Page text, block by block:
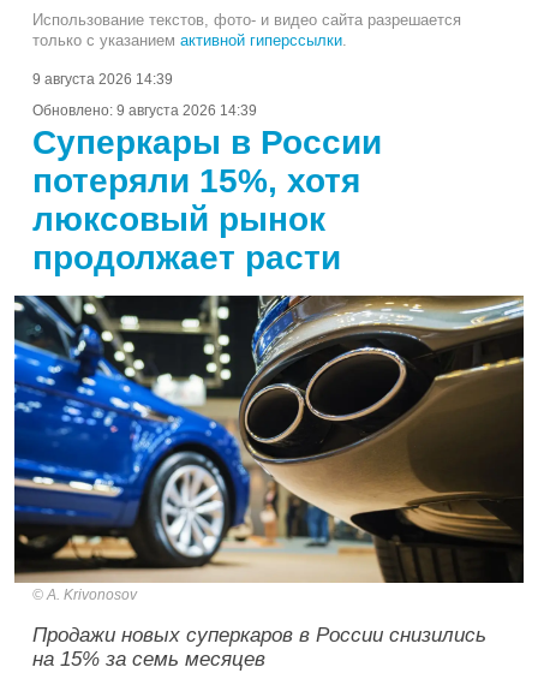
Использование текстов, фото- и видео сайта разрешается
только с указанием активной гиперссылки.
9 августа 2026 14:39
Обновлено: 9 августа 2026 14:39
Суперкары в России
потеряли 15%, хотя
люксовый рынок
продолжает расти
A. Krivonosov
Продажи новых суперкаров в России снизились
на 15% за семь месяцев